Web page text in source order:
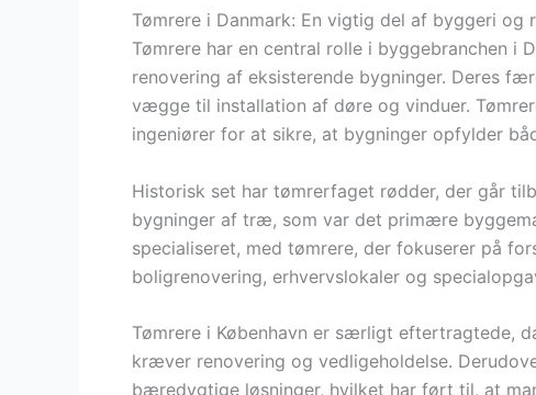
Tømrere i Danmark: En vigtig del af byggeri og
Tømrere har en central rolle i byggebranchen i
renovering af eksisterende bygninger. Deres
vægge til installation af døre og vinduer.
ingeniører for at sikre, at bygninger opfylder
Historisk set har tømrerfaget rødder, der går
bygninger af træ, som var det primære
specialiseret, med tømrere, der fokuserer på
boligrenovering, erhvervslokaler og
Tømrere i København er særligt eftertragtede,
kræver renovering og vedligeholdelse.
bæredygtige løsninger, hvilket har ført til, at